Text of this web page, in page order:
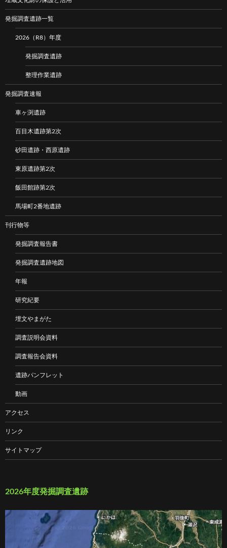
発掘調査遺跡一覧
2026（R8）年度
発掘調査遺跡
整理作業遺跡
発掘調査速報
車ヶ渕遺跡
百目木遺跡第2次
砂田遺跡・西原遺跡
東原遺跡第2次
飯田館跡第2次
馬場町2番地遺跡
刊行物等
発掘調査報告書
発掘調査遺跡地図
年報
研究紀要
埋文やまがた
調査説明会資料
調査報告会資料
遺跡パンフレット
動画
アクセス
リンク
サイトマップ
2026年度発掘調査遺跡